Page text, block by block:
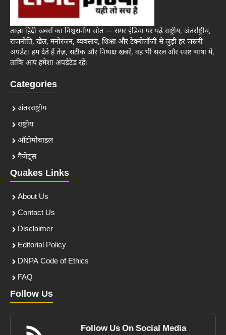
ताज़ा हिंदी खबरों का विश्वसनीय स्रोत — समर इंडिया पर पढ़ें राष्ट्रीय, अंतर्राष्ट्रीय,
राजनीति, खेल, मनोरंजन, व्यवसाय, शिक्षा और टेक्नोलॉजी से जुड़ी हर जरूरी
अपडेट। हम देते हैं तेज़, सटीक और निष्पक्ष खबरें, वह भी सरल और स्पष्ट भाषा में,
ताकि आप हमेशा अपडेटेड रहें।
Categories
अंतरराष्ट्रीय
राष्ट्रीय
ऑटोमोबाइल
गैजेट्स
Quakes Links
About Us
Contact Us
Disclaimer
Editorial Policy
DNPA Code of Ethics
FAQ
Follow Us
Follow Us On Social Media